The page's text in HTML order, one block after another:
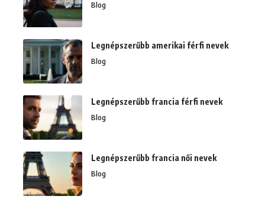
Blog
Legnépszerűbb amerikai férfi nevek
Blog
Legnépszerűbb francia férfi nevek
Blog
Legnépszerűbb francia női nevek
Blog